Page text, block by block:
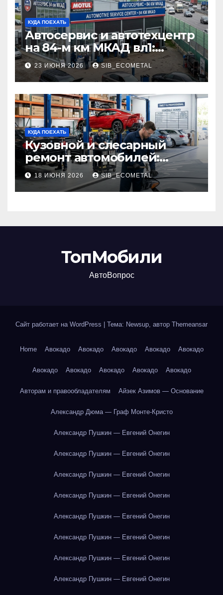
КУДА ПОЕХАТЬ
Автосервис и автотехцентр
на 84-м км МКАД вл1:
описание услуг и режим
работы
23 ИЮНЯ 2026 SIB_ECOMETAL
КУДА ПОЕХАТЬ
Кузовной и слесарный
ремонт автомобилей:
наличие оригинальных
запчастей производителя
и сроки выполнения работ
18 ИЮНЯ 2026 SIB_ECOMETAL
ТопМобили
АвтоВопрос
Сайт работает на WordPress Тема: Newsup, автор Themeansar
Home Авокадо Авокадо Авокадо Авокадо Авокадо
Авокадо Авокадо Авокадо Авокадо Авокадо
Авторам и правообладателям Айзек Азимов — Основание
Александр Дюма — Граф Монте-Кристо
Александр Пушкин — Евгений Онегин
Александр Пушкин — Евгений Онегин
Александр Пушкин — Евгений Онегин
Александр Пушкин — Евгений Онегин
Александр Пушкин — Евгений Онегин
Александр Пушкин — Евгений Онегин
Александр Пушкин — Евгений Онегин
Александр Пушкин — Евгений Онегин